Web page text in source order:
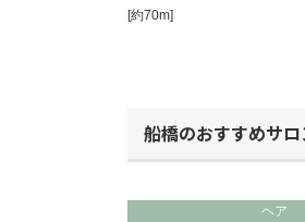
[約70m]
船橋のおすすめサロ
ヘア